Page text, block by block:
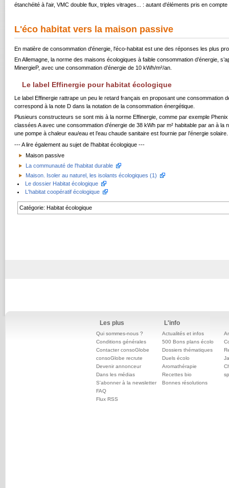
étanchéité à l'air, VMC double flux, triples vitrages... : autant d'éléments pris en
L'éco habitat vers la maison passive
En matière de consommation d'énergie, l'éco-habitat est une des réponses les plus
En Allemagne, la norme des maisons écologiques à faible consommation d’énergie,
MinergieP, avec une consommation d’énergie de 10 kWh/m²/an.
Le label Effinergie pour habitat écologique
Le label Effinergie rattrape un peu le retard français en proposant une consommation
correspond à la note D dans la notation de la consommation énergétique.
Plusieurs constructeurs se sont mis à la norme Effinergie, comme par exemple
classées A avec une consommation d’énergie de 38 kWh par m² habitable par an à
une pompe à chaleur eau/eau et l’eau chaude sanitaire est fournie par l’énergie solaire.
--- A lire également au sujet de l'habitat écologique ---
Maison passive
La communauté de l'habitat durable
Maison. Isoler au naturel, les isolants écologiques (1)
Le dossier Habitat écologique
L'habitat coopératif écologique
Catégorie: Habitat écologique
Les plus
Qui sommes-nous ?
Conditions générales
Contacter consoGlobe
consoGlobe recrute
Devenir annonceur
Dans les médias
S'abonner à la newsletter
FAQ
Flux RSS
L'info
Actualités et infos
500 Bons plans écolo
Dossiers thématiques
Duels écolo
Aromathérapie
Recettes bio
Bonnes résolutions